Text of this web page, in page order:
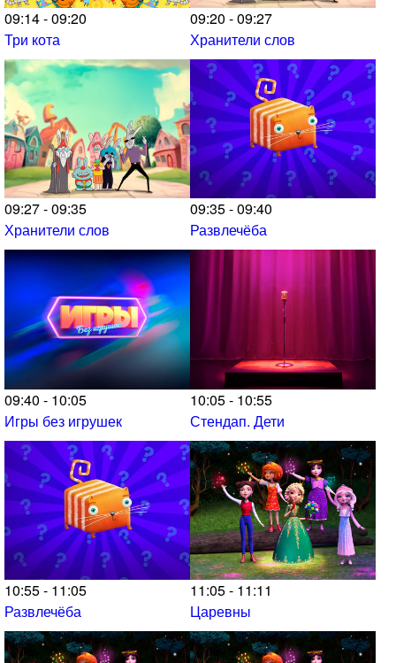
09:14 - 09:20
Три кота
09:20 - 09:27
Хранители слов
09:27 - 09:35
Хранители слов
09:35 - 09:40
Развлечёба
09:40 - 10:05
Игры без игрушек
10:05 - 10:55
Стендап. Дети
10:55 - 11:05
Развлечёба
11:05 - 11:11
Царевны